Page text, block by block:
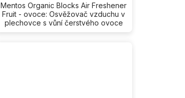
Mentos Organic Blocks Air Freshener
Fruit - ovoce: Osvěžovač vzduchu v
plechovce s vůní čerstvého ovoce